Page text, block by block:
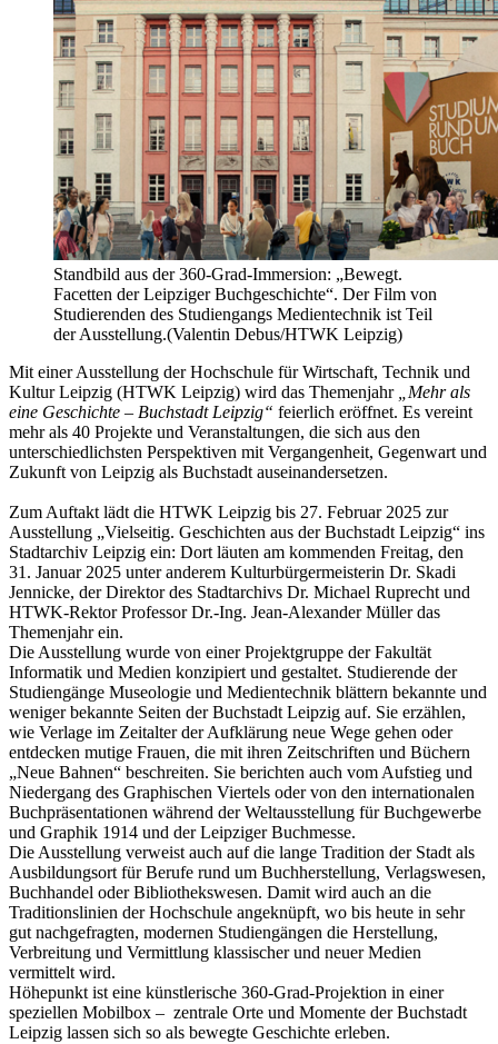
Standbild aus der 360-Grad-Immersion: „Bewegt.
Facetten der Leipziger Buchgeschichte“. Der Film von
Studierenden des Studiengangs Medientechnik ist Teil
der Ausstellung.(Valentin Debus/HTWK Leipzig)
Mit einer Ausstellung der Hochschule für Wirtschaft, Technik und
Kultur Leipzig (HTWK Leipzig) wird das Themenjahr
„Mehr als
eine Geschichte – Buchstadt Leipzig“ feierlich eröffnet. Es vereint
mehr als 40 Projekte und Veranstaltungen, die sich aus den
unterschiedlichsten Perspektiven mit Vergangenheit, Gegenwart und
Zukunft von Leipzig als Buchstadt auseinandersetzen.
Zum Auftakt lädt die HTWK Leipzig bis 27. Februar 2025 zur
Ausstellung „Vielseitig. Geschichten aus der Buchstadt Leipzig“ ins
Stadtarchiv Leipzig ein: Dort läuten am kommenden Freitag, den
31. Januar 2025 unter anderem Kulturbürgermeisterin Dr. Skadi
Jennicke, der Direktor des Stadtarchivs Dr. Michael Ruprecht und
HTWK-Rektor Professor Dr.-Ing. Jean-Alexander Müller das
Themenjahr ein.
Die Ausstellung wurde von einer Projektgruppe der Fakultät
Informatik und Medien konzipiert und gestaltet. Studierende der
Studiengänge Museologie und Medientechnik blättern bekannte und
weniger bekannte Seiten der Buchstadt Leipzig auf. Sie erzählen,
wie Verlage im Zeitalter der Aufklärung neue Wege gehen oder
entdecken mutige Frauen, die mit ihren Zeitschriften und Büchern
„Neue Bahnen“ beschreiten. Sie berichten auch vom Aufstieg und
Niedergang des Graphischen Viertels oder von den internationalen
Buchpräsentationen während der Weltausstellung für Buchgewerbe
und Graphik 1914 und der Leipziger Buchmesse.
Die Ausstellung verweist auch auf die lange Tradition der Stadt als
Ausbildungsort für Berufe rund um Buchherstellung, Verlagswesen,
Buchhandel oder Bibliothekswesen. Damit wird auch an die
Traditionslinien der Hochschule angeknüpft, wo bis heute in sehr
gut nachgefragten, modernen Studiengängen die Herstellung,
Verbreitung und Vermittlung klassischer und neuer Medien
vermittelt wird.
Höhepunkt ist eine künstlerische 360-Grad-Projektion in einer
speziellen Mobilbox – zentrale Orte und Momente der Buchstadt
Leipzig lassen sich so als bewegte Geschichte erleben.